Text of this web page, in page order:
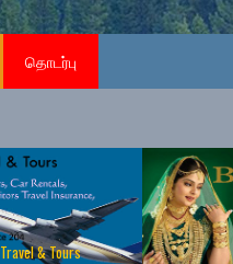
தொடர்பு
& Tours